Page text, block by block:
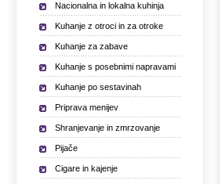
Nacionalna in lokalna kuhinja
Kuhanje z otroci in za otroke
Kuhanje za zabave
Kuhanje s posebnimi napravami
Kuhanje po sestavinah
Priprava menijev
Shranjevanje in zmrzovanje
Pijače
Cigare in kajenje